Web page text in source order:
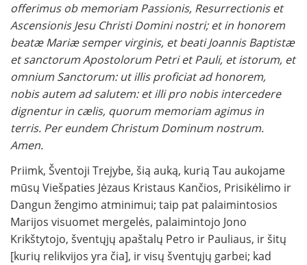
offerimus ob memoriam Passionis, Resurrectionis et
Ascensionis Jesu Christi Domini nostri; et in honorem
beatæ Mariæ semper virginis, et beati Joannis Baptistæ
et sanctorum Apostolorum Petri et Pauli, et istorum, et
omnium Sanctorum: ut illis proficiat ad honorem,
nobis autem ad salutem: et illi pro nobis intercedere
dignentur in cælis, quorum memoriam agimus in
terris. Per eundem Christum Dominum nostrum.
Amen.
Priimk, Šventoji Trejybe, šią auką, kurią Tau aukojame
mūsų Viešpaties Jėzaus Kristaus Kančios, Prisikėlimo ir
Dangun žengimo atminimui; taip pat palaimintosios
Marijos visuomet mergelės, palaimintojo Jono
Krikštytojo, šventųjų apaštalų Petro ir Pauliaus, ir šitų
[kurių relikvijos yra čia], ir visų šventųjų garbei; kad